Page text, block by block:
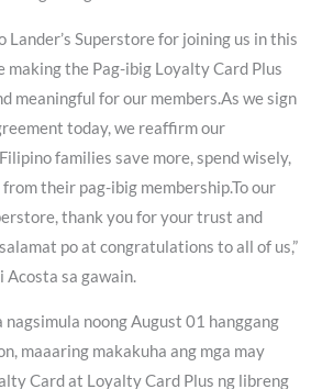
Superstore for joining us in this
making the Pag-ibig Loyalty Card Plus
meaningful for our members.As we sign
today, we reaffirm our
families save more, spend wisely,
their pag-ibig membership.To our
thank you for your trust and
po at congratulations to all of us,”
Acosta sa gawain.
nagsimula noong August 01 hanggang
maaaring makakuha ang mga may
Card at Loyalty Card Plus ng libreng